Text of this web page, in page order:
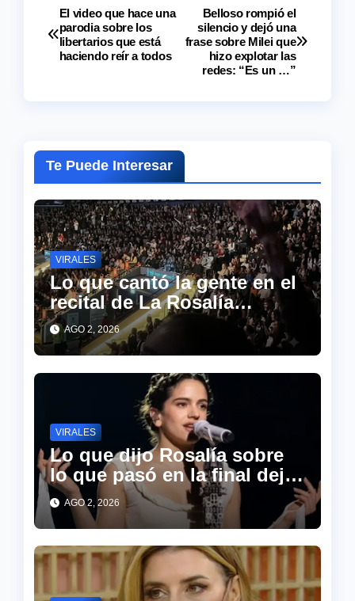
Navegación
de
Belloso rompió el
silencio y dejó una
frase sobre Milei que
hizo explotar las
redes: “Es un …”
El video que hace una
parodia sobre los
libertarios que está
haciendo reír a todos
Te Puede Interesar
VIRALES
Lo que cantó la gente en el
recital de La Rosalía
sorprendió a todos en las
redes
AGO 2, 2026
VIRALES
Lo que dijo Rosalía sobre
lo que pasó en la final dejó
a todo el estadio en
silencio
AGO 2, 2026